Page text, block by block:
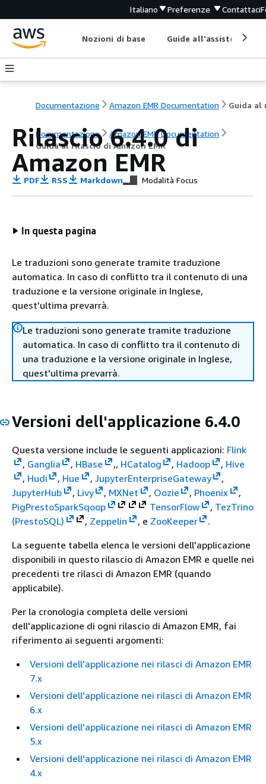
Italiano Preferenze Contattaci
Nozioni di base Guide all'assistenza
Documentazione Amazon EMR Documentation
Documentazione
Amazon EMR Documentation
Guida al rilascio di Amazon EMR
Rilascio 6.4.0 di
Amazon EMR
PDF RSS Markdown Modalità Focus
In questa pagina
Le traduzioni sono generate tramite traduzione
automatica. In caso di conflitto tra il contenuto di una
traduzione e la versione originale in Inglese,
quest'ultima prevarrà.
Le traduzioni sono generate tramite traduzione
automatica. In caso di conflitto tra il contenuto di
una traduzione e la versione originale in Inglese,
quest'ultima prevarrà.
Versioni dell'applicazione 6.4.0
Questa versione include le seguenti applicazioni: Flink
, Ganglia , HBase ,, HCatalog , Hadoop , Hive
, Hudi , Hue , JupyterEnterpriseGateway
,
JupyterHub
, Livy , MXNet , Oozie , Phoenix
,
PigPrestoSparkSqoop TensorFlow , TezTrino
(PrestoSQL)
, Zeppelin , e ZooKeeper
.
La seguente tabella elenca le versioni dell'applicazione
disponibili in questo rilascio di Amazon EMR e quelle nei
precedenti tre rilasci di Amazon EMR (quando
applicabile).
Per la cronologia completa delle versioni
dell'applicazione di ogni rilascio di Amazon EMR, fai
riferimento ai seguenti argomenti:
Versioni dell'applicazione nei rilasci di Amazon EMR
7.x
Versioni dell'applicazione nei rilasci di Amazon EMR
6.x
Versioni dell'applicazione nei rilasci di Amazon EMR
5.x
Versioni dell'applicazione nei rilasci di Amazon EMR
4.x